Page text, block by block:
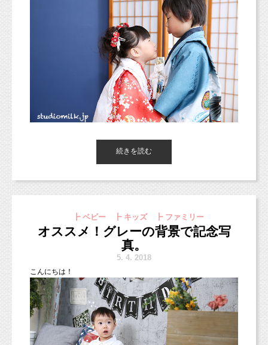
☆
ゴールデンウィーク最後の土日、お天気も良さそうですね（＾
＾）
今日の朝フォト！は、ご兄弟の七五三フォトをご紹介！
お着物とスーツの2パターン、
背景は水色とネイビーで撮影しましたよ。
続きを読む
┣ ベビー ┣ キッズ ┣ ファミリー
オススメ！グレーの背景で記念写
真。
5. 4. 2018
こ んにちは ！